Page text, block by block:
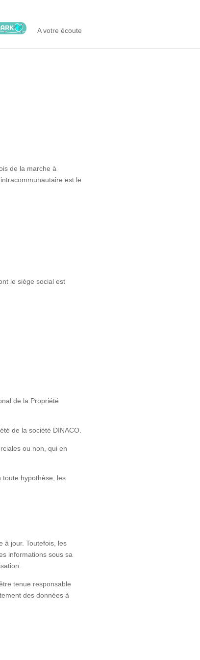
A votre écoute
de la marche à
est le
le siège social est
de la Propriété
de la société DINACO.
ou non, qui en
toute hypothèse, les
à jour. Toutefois, les
informations sous sa
tenue responsable
des données à